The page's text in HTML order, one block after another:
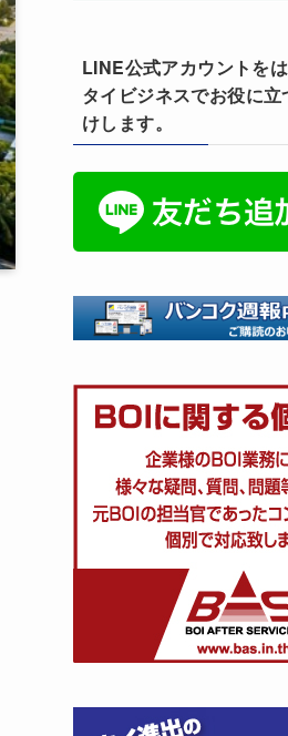
LINE公式アカウントを
タイビジネスでお役に
けします。